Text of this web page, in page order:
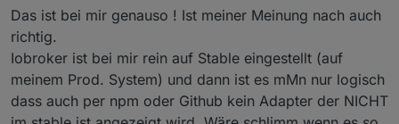
values under year statistics
(Dutchman & ToTXR4Y) Implement log
messages if state attributes are changed
(Dutchman & ToTXR4Y) Implement
automatically detection of currency from admin
(Dutchman) Bugfix : Avoid calculation of non-
(Dutchman) Bugfix : Cannot read property
'stateDetails' of null
(Dutchman) Correct error handling of "Watt"
state initialisation
Das ist bei mir genauso ! Ist meiner Meinung nach auch
richtig.
Iobroker ist bei mir rein auf Stable eingestellt (auf
meinem Prod. System) und dann ist es mMn nur logisch
dass auch per npm oder Github kein Adapter der NICHT